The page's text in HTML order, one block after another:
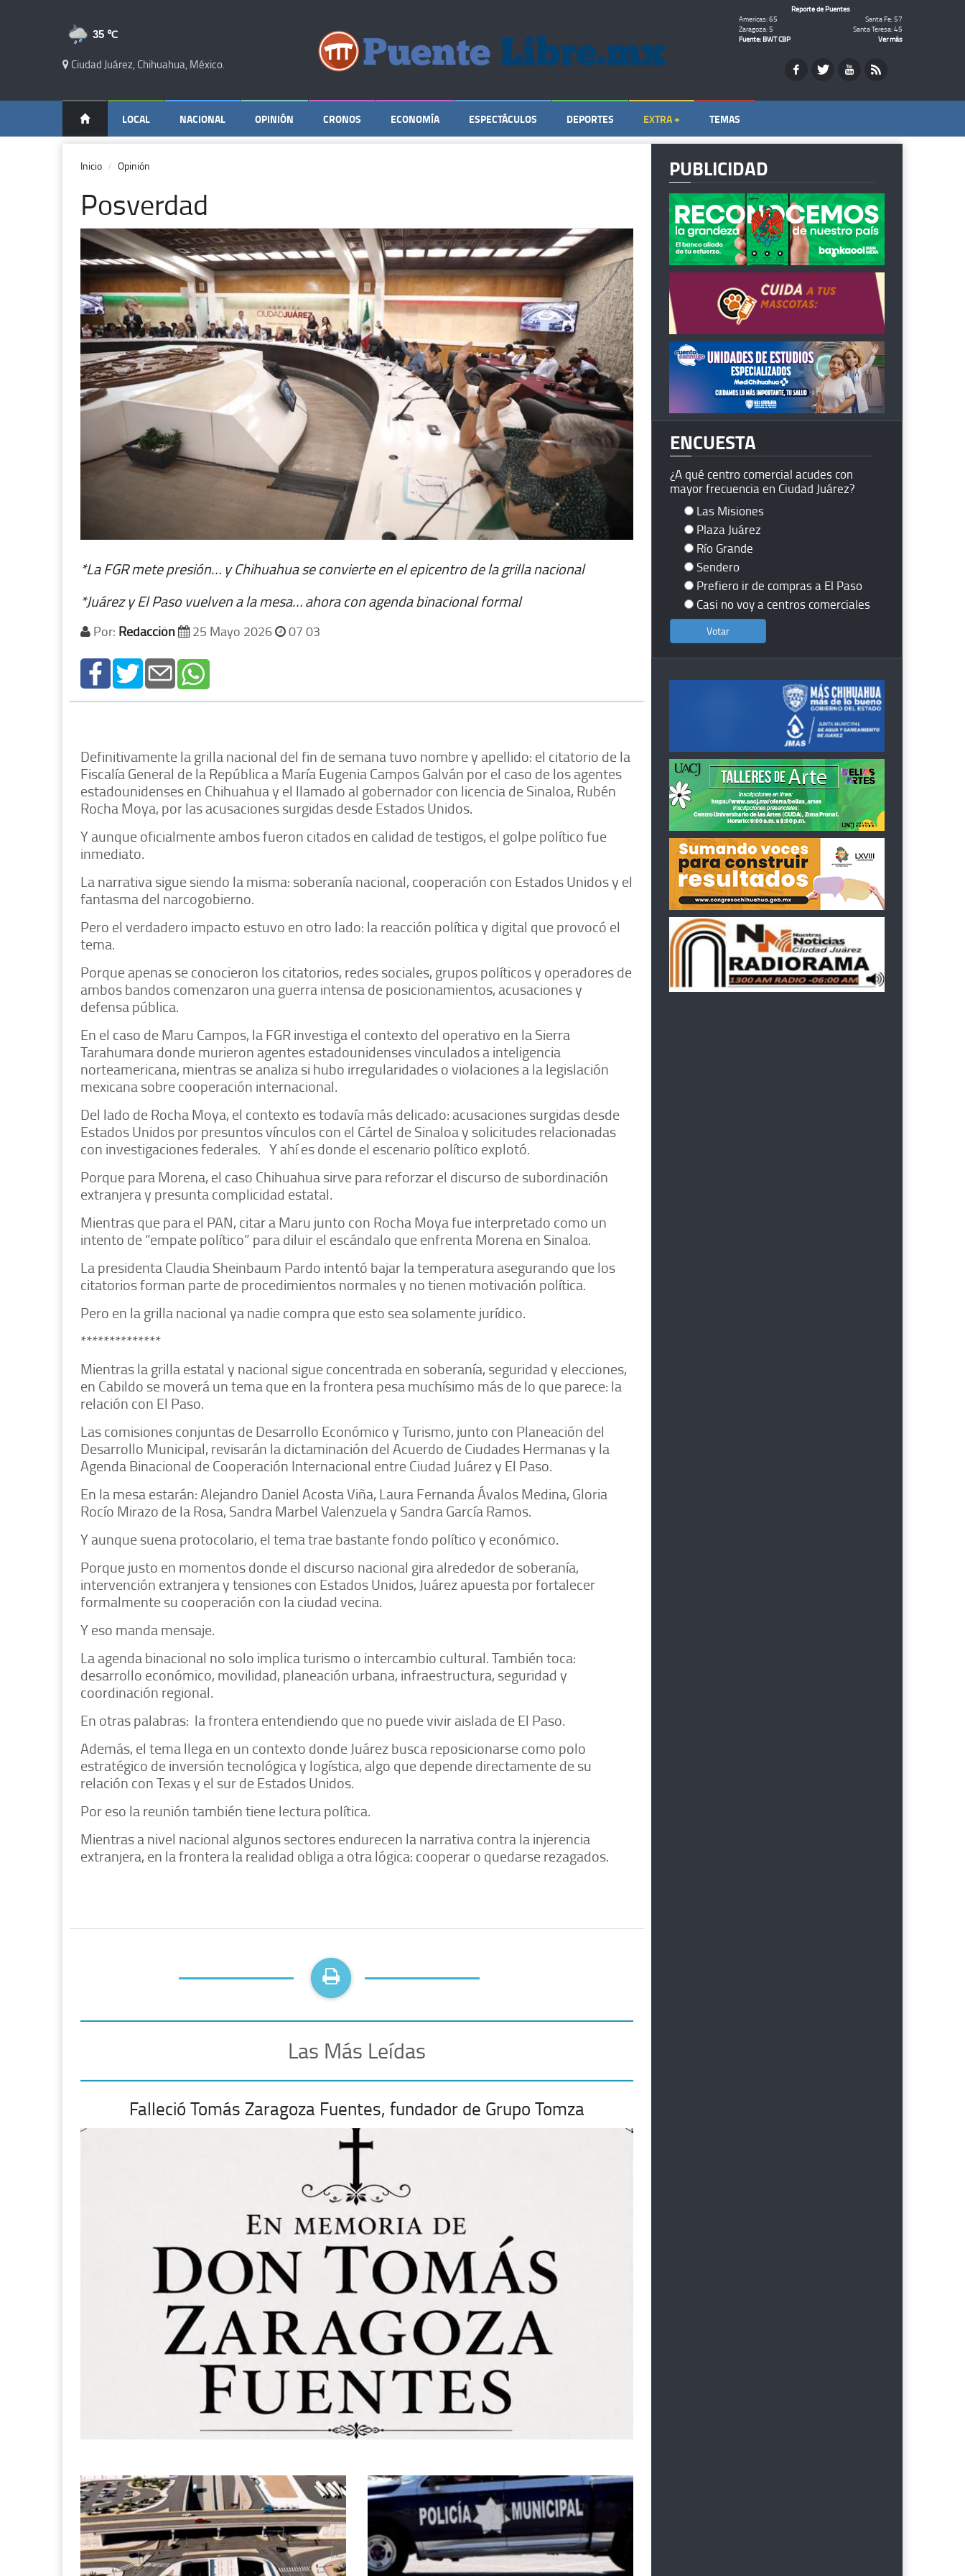
35 ℃
Ciudad Juárez, Chihuahua, México.
Reporte de Puentes
Americas: 65
Santa Fe: 57
Zaragoza: 5
Santa Teresa: 45
Fuente: BWT CBP
Ver más
LOCAL NACIONAL OPINIÓN CRONOS ECONOMÍA ESPECTÁCULOS DEPORTES EXTRA + TEMAS
Inicio Opinión
Posverdad
*La FGR mete presión… y Chihuahua se convierte en el epicentro de la grilla nacional
*Juárez y El Paso vuelven a la mesa… ahora con agenda binacional formal
Por: Redacción 25 Mayo 2026 07 03
Definitivamente la grilla nacional del fin de semana tuvo nombre y apellido: el citatorio de la
Fiscalía General de la República a María Eugenia Campos Galván por el caso de los agentes
estadounidenses en Chihuahua y el llamado al gobernador con licencia de Sinaloa, Rubén
Rocha Moya, por las acusaciones surgidas desde Estados Unidos.
Y aunque oficialmente ambos fueron citados en calidad de testigos, el golpe político fue
inmediato.
La narrativa sigue siendo la misma: soberanía nacional, cooperación con Estados Unidos y el
fantasma del narcogobierno.
Pero el verdadero impacto estuvo en otro lado: la reacción política y digital que provocó el
tema.
Porque apenas se conocieron los citatorios, redes sociales, grupos políticos y operadores de
ambos bandos comenzaron una guerra intensa de posicionamientos, acusaciones y
defensa pública.
En el caso de Maru Campos, la FGR investiga el contexto del operativo en la Sierra
Tarahumara donde murieron agentes estadounidenses vinculados a inteligencia
norteamericana, mientras se analiza si hubo irregularidades o violaciones a la legislación
mexicana sobre cooperación internacional.
Del lado de Rocha Moya, el contexto es todavía más delicado: acusaciones surgidas desde
Estados Unidos por presuntos vínculos con el Cártel de Sinaloa y solicitudes relacionadas
con investigaciones federales. Y ahí es donde el escenario político explotó.
Porque para Morena, el caso Chihuahua sirve para reforzar el discurso de subordinación
extranjera y presunta complicidad estatal.
Mientras que para el PAN, citar a Maru junto con Rocha Moya fue interpretado como un
intento de “empate político” para diluir el escándalo que enfrenta Morena en Sinaloa.
La presidenta Claudia Sheinbaum Pardo intentó bajar la temperatura asegurando que los
citatorios forman parte de procedimientos normales y no tienen motivación política.
Pero en la grilla nacional ya nadie compra que esto sea solamente jurídico.
**************
Mientras la grilla estatal y nacional sigue concentrada en soberanía, seguridad y elecciones,
en Cabildo se moverá un tema que en la frontera pesa muchísimo más de lo que parece: la
relación con El Paso.
Las comisiones conjuntas de Desarrollo Económico y Turismo, junto con Planeación del
Desarrollo Municipal, revisarán la dictaminación del Acuerdo de Ciudades Hermanas y la
Agenda Binacional de Cooperación Internacional entre Ciudad Juárez y El Paso.
En la mesa estarán: Alejandro Daniel Acosta Viña, Laura Fernanda Ávalos Medina, Gloria
Rocío Mirazo de la Rosa, Sandra Marbel Valenzuela y Sandra García Ramos.
Y aunque suena protocolario, el tema trae bastante fondo político y económico.
Porque justo en momentos donde el discurso nacional gira alrededor de soberanía,
intervención extranjera y tensiones con Estados Unidos, Juárez apuesta por fortalecer
formalmente su cooperación con la ciudad vecina.
Y eso manda mensaje.
La agenda binacional no solo implica turismo o intercambio cultural. También toca:
desarrollo económico, movilidad, planeación urbana, infraestructura, seguridad y
coordinación regional.
En otras palabras: la frontera entendiendo que no puede vivir aislada de El Paso.
Además, el tema llega en un contexto donde Juárez busca reposicionarse como polo
estratégico de inversión tecnológica y logística, algo que depende directamente de su
relación con Texas y el sur de Estados Unidos.
Por eso la reunión también tiene lectura política.
Mientras a nivel nacional algunos sectores endurecen la narrativa contra la injerencia
extranjera, en la frontera la realidad obliga a otra lógica: cooperar o quedarse rezagados.
Las Más Leídas
Falleció Tomás Zaragoza Fuentes, fundador de Grupo Tomza
PUBLICIDAD
ENCUESTA
¿A qué centro comercial acudes con
mayor frecuencia en Ciudad Juárez?
Las Misiones
Plaza Juárez
Río Grande
Sendero
Prefiero ir de compras a El Paso
Casi no voy a centros comerciales